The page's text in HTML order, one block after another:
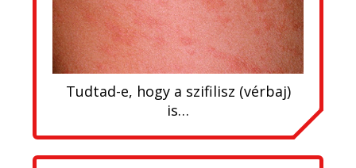
Tudtad-e, hogy a szifilisz (vérbaj)
is…